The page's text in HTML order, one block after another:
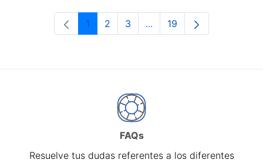
Página
1 Página
2 Página
3 ...Páginas intermedias Use
Página
19
FAQs
Resuelve tus dudas referentes a los diferentes